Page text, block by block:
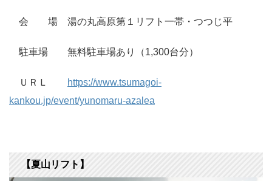
会 場 湯の丸高原第１リフト一帯・つつじ平
駐車場 無料駐車場あり（1,300台分）
ＵＲＬ
https://www.tsumagoi-
kankou.jp/event/yunomaru-azalea
【夏山リフト】